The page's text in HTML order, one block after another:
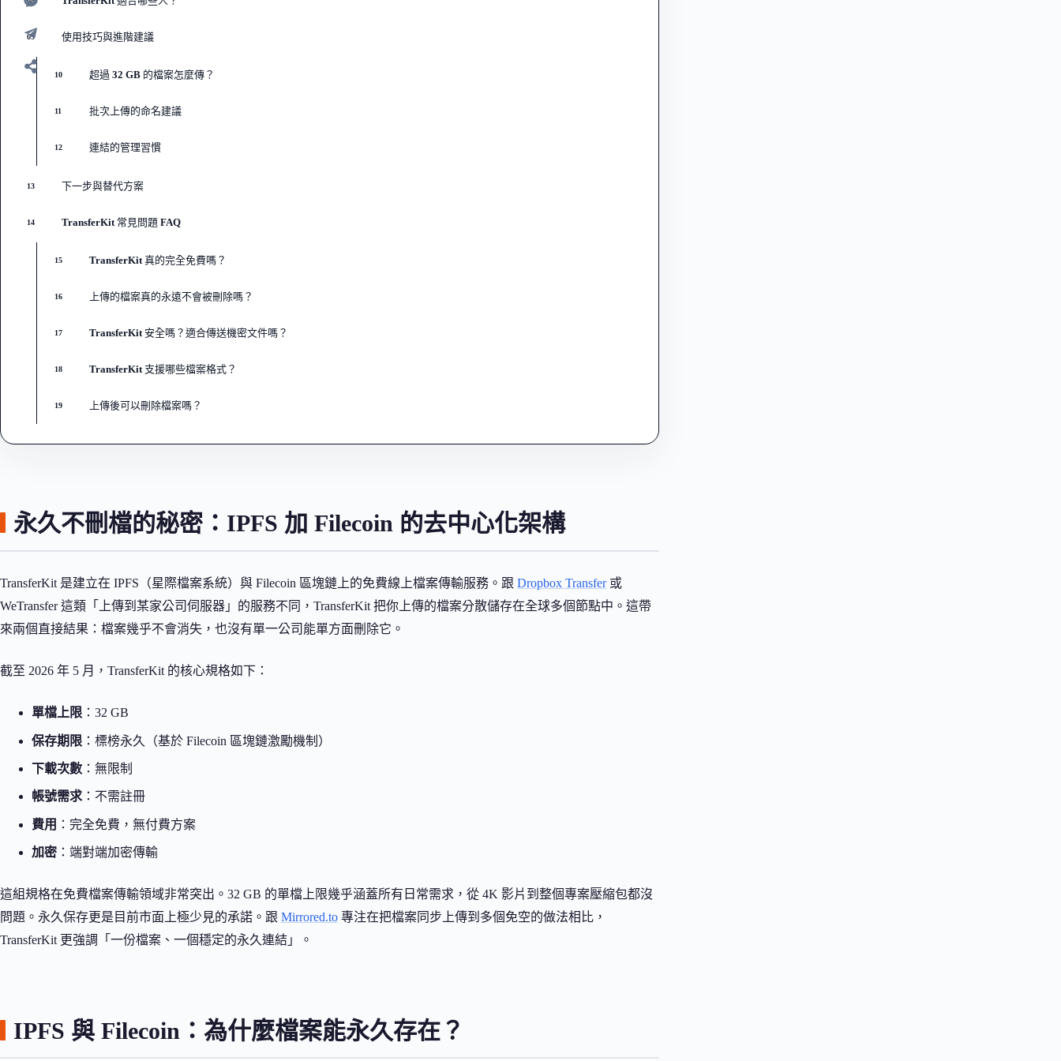
09 使用技巧與進階建議
10 超過 32 GB 的檔案怎麼傳？
11 批次上傳的命名建議
12 連結的管理習慣
13 下一步與替代方案
14 TransferKit 常見問題 FAQ
15 TransferKit 真的完全免費嗎？
16 上傳的檔案真的永遠不會被刪除嗎？
17 TransferKit 安全嗎？適合傳送機密文件嗎？
18 TransferKit 支援哪些檔案格式？
19 上傳後可以刪除檔案嗎？
永久不刪檔的秘密：IPFS 加 Filecoin 的去中心化架構
TransferKit 是建立在 IPFS（星際檔案系統）與 Filecoin 區塊鏈上的免費線上檔案傳輸服務。跟 Dropbox Transfer或
WeTransfer 這類「上傳到某家公司伺服器」的服務不同，TransferKit 把你上傳的檔案分散儲存在全球多個節點中。這帶
來兩個直接結果：檔案幾乎不會消失，也沒有單一公司能單方面刪除它。
截至 2026 年 5 月，TransferKit 的核心規格如下：
單檔上限 ：32 GB
保存期限 ：標榜永久（基於 Filecoin 區塊鏈激勵機制）
下載次數 ：無限制
帳號需求 ：不需註冊
費用 ：完全免費，無付費方案
加密 ：端對端加密傳輸
這組規格在免費檔案傳輸領域非常突出。32 GB 的單檔上限幾乎涵蓋所有日常需求，從 4K 影片到整個專案壓縮包都沒
問題。永久保存更是目前市面上極少見的承諾。跟 Mirrored.to 專注在把檔案同步上傳到多個免空的做法相比，
TransferKit 更強調「一份檔案、一個穩定的永久連結」。
IPFS 與 Filecoin：為什麼檔案能永久存在？